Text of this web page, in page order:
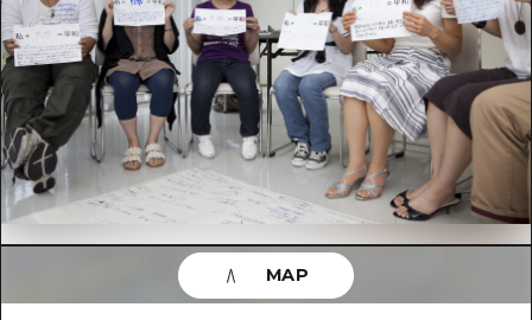
추천
아트
이벤트/축제
음식/술
사이클링
쇼핑
스포츠
목록
Dive! Hiroshima 공식 가이드
Hiroshima Moshimo Travel
히로시마시 주변
아키(安芸)
빈고(備後)
관광지・체험
목록
히로시마시 주변
아키(安芸)
빈고(備後)
비북(備北)
계절 정보
이벤트
유용한 정보
목록
MAP